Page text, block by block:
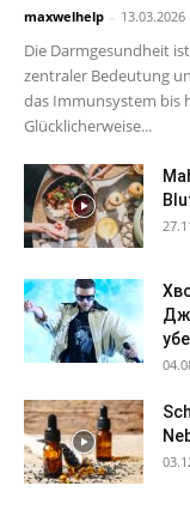
maxwelhelp - 13.03.2026
Die Darmgesundheit
zentraler Bedeutung
das Immunsystem bis
Glücklicherweise...